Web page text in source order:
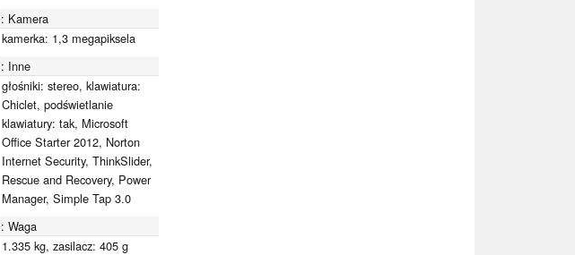
Kamera
kamerka: 1,3 megapiksela
Inne
głośniki: stereo, klawiatura:
Chiclet, podświetlanie
klawiatury: tak, Microsoft
Office Starter 2012, Norton
Internet Security, ThinkSlider,
Rescue and Recovery, Power
Manager, Simple Tap 3.0
Waga
1.335 kg, zasilacz: 405 g